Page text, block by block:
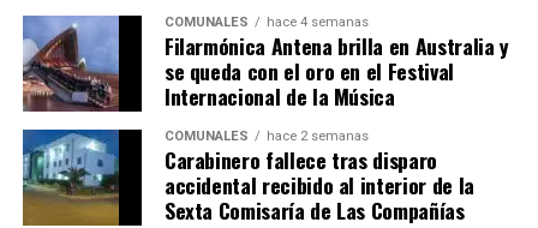
COMUNALES hace 4 semanas
Filarmónica Antena brilla en Australia y
se queda con el oro en el Festival
Internacional de la Música
COMUNALES hace 2 semanas
Carabinero fallece tras disparo
accidental recibido al interior de la
Sexta Comisaría de Las Compañías